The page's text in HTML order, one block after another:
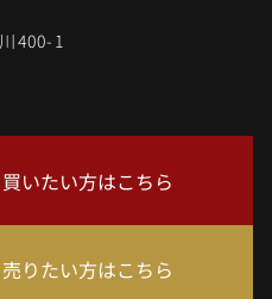
400-1
いたい方はこちら
りたい方はこちら